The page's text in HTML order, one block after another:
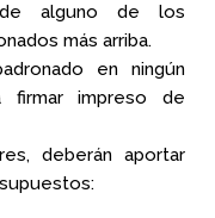
alguno de los
más arriba.
en ningún
firmar impreso de
deberán aportar